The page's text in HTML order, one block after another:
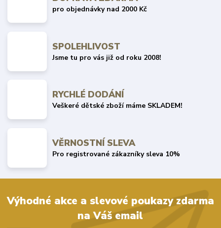
pro objednávky nad 2000 Kč
SPOLEHLIVOST
Jsme tu pro vás již od roku 2008!
RYCHLÉ DODÁNÍ
Veškeré dětské zboží máme SKLADEM!
VĚRNOSTNÍ SLEVA
Pro registrované zákazníky sleva 10%
Výhodné akce a slevové poukazy zdarma
na Váš email